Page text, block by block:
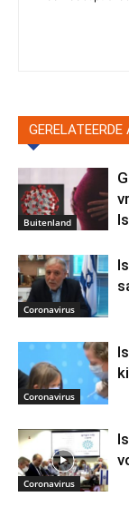
GERELATEERDE
Buitenland
Coronavirus
Coronavirus
Coronavirus